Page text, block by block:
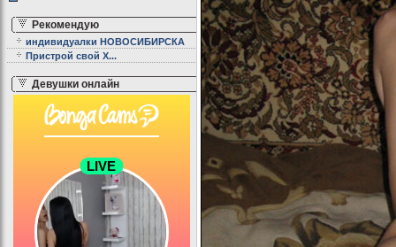
Рекомендую
индивидуалки НОВОСИБИРСКА
Пристрой свой Х...
Девушки онлайн